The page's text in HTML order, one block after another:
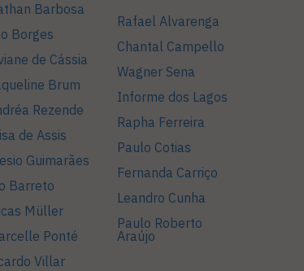
Barbosa
Borges
de Cássia
Brum
Rezende
de Assis
Guimarães
Barreto
Müller
Ponté
Villar
Rafael Alvarenga
Chantal Campello
Wagner Sena
Informe dos Lagos
Rapha Ferreira
Paulo Cotias
Fernanda Carriço
Leandro Cunha
Paulo Roberto
Araújo